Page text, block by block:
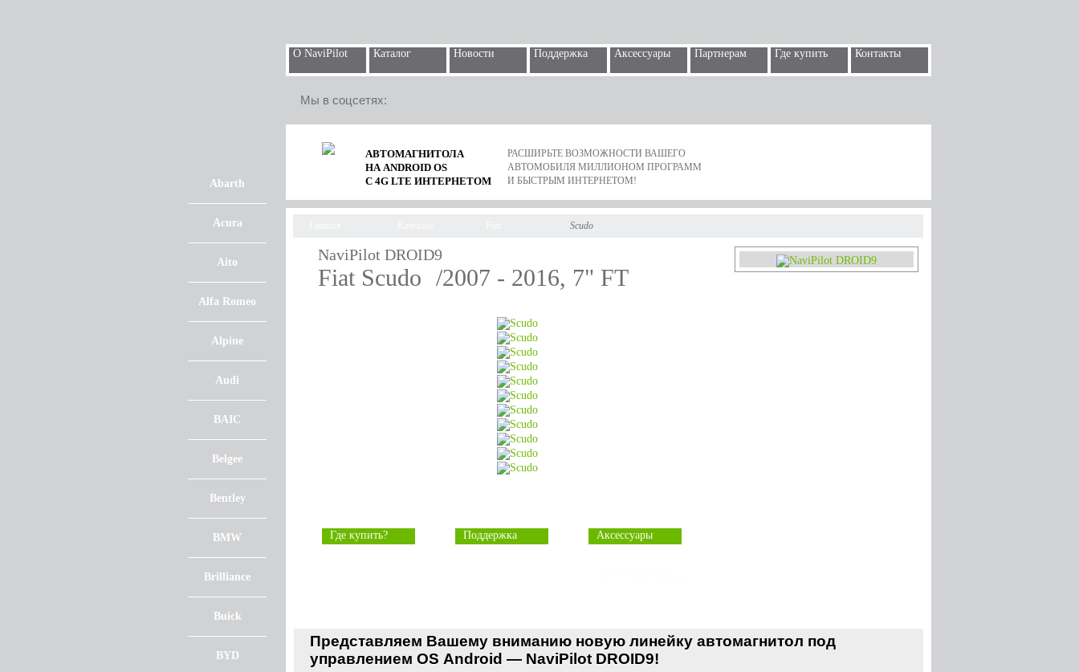
О NaviPilot Каталог Новости Поддержка Аксессуары Партнерам Где купить Контакты
Мы в соцсетях:
Abarth
Acura
Aito
Alfa Romeo
Alpine
Audi
BAIC
Belgee
Bentley
BMW
Brilliance
Buick
BYD
АВТОМАГНИТОЛА
НА ANDROID OS
С 4G LTE ИНТЕРНЕТОМ
РАСШИРЬТЕ ВОЗМОЖНОСТИ ВАШЕГО
АВТОМОБИЛЯ МИЛЛИОНОМ ПРОГРАММ
И БЫСТРЫМ ИНТЕРНЕТОМ!
Scudo
NaviPilot DROID9
Fiat Scudo /2007 - 2016, 7" FT
Где купить? Поддержка Аксессуары
Представляем Вашему вниманию новую линейку автомагнитол под
управлением OS Android — NaviPilot DROID9!